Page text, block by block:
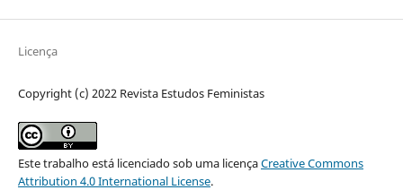
Licença
Copyright (c) 2022 Revista Estudos Feministas
Este trabalho está licenciado sob uma licençaCreative Commons
Attribution 4.0 International License.